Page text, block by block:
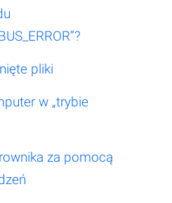
pliki
w „trybie
za pomocą